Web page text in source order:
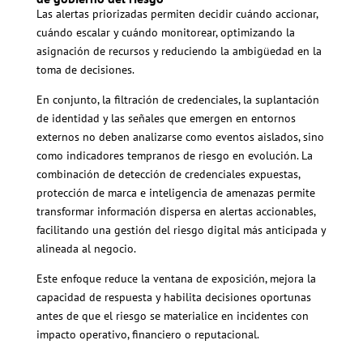
Las alertas priorizadas permiten decidir cuándo accionar,
cuándo escalar y cuándo monitorear, optimizando la
asignación de recursos y reduciendo la ambigüedad en la
toma de decisiones.
En conjunto, la filtración de credenciales, la suplantación
de identidad y las señales que emergen en entornos
externos no deben analizarse como eventos aislados, sino
como indicadores tempranos de riesgo en evolución. La
combinación de detección de credenciales expuestas,
protección de marca e inteligencia de amenazas permite
transformar información dispersa en alertas accionables,
facilitando una gestión del riesgo digital más anticipada y
alineada al negocio.
Este enfoque reduce la ventana de exposición, mejora la
capacidad de respuesta y habilita decisiones oportunas
antes de que el riesgo se materialice en incidentes con
impacto operativo, financiero o reputacional.